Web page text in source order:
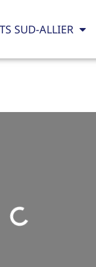
SUD-ALLIER
Loading...